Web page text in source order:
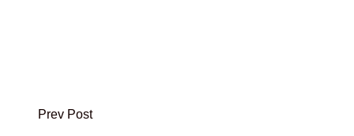
Prev Post